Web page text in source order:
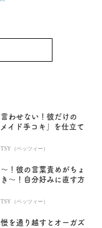
わせない！彼だけの
メイド手コキ」を仕立て
（ベッツィー）
！彼の言葉責めがちょ
～！自分好みに直す方
（ベッツィー）
を通り越すとオーガズ